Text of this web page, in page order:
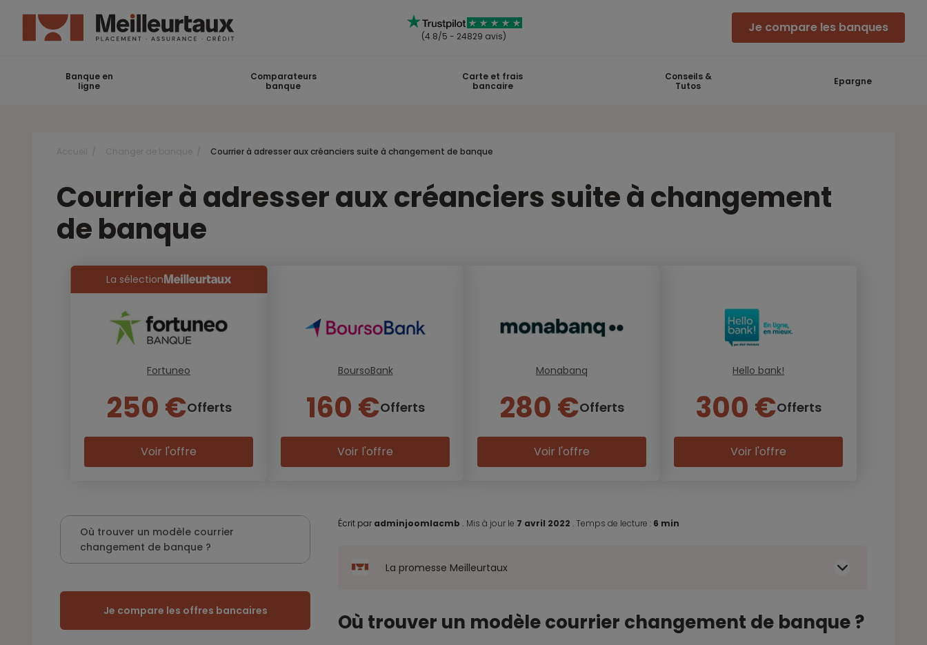
(4.8/5 - 24829 avis)
Je compare les banques
Banque en
ligne
Comparateurs
banque
Carte et frais
bancaire
Conseils &
Tutos
Epargne
Courrier à adresser aux créanciers suite à changement de banque
Courrier à adresser aux créanciers suite à changement
de banque
La sélection
Fortuneo
250 €Offerts
Voir l'offre
BoursoBank
160 €Offerts
Voir l'offre
Monabanq
280 €Offerts
Voir l'offre
Hello bank!
300 €Offerts
Voir l'offre
Où trouver un modèle courrier
changement de banque ?
Je compare les offres bancaires
Écrit par adminjoomlacmb . Mis à jour le 7 avril 2022. Temps de lecture : 6 min
La promesse Meilleurtaux
Où trouver un modèle courrier changement de banque ?